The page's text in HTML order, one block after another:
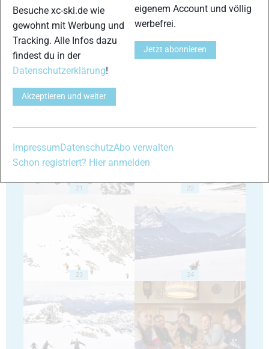
17
21 22
23 24
Besuche xc-ski.de wie
gewohnt mit Werbung und
Tracking. Alle Infos dazu
findest du in der
Datenschutzerklärung!
Akzeptieren und weiter
eigenem Account und völlig
werbefrei.
Jetzt abonnieren
Impressum DatenschutzAbo verwalten
Schon registriert? Hier anmelden